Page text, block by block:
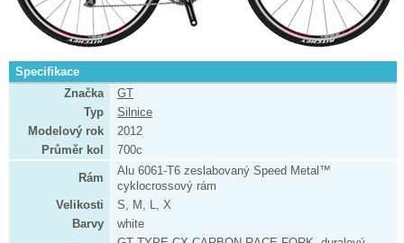
Specifikace
Značka
GT
Typ
Silnice
Modelový rok
2012
Průměr kol
700c
Rám
Alu 6061-T6 zeslabovaný Speed Metal™
cyklocrossový rám
Velikosti
S, M, L, X
Barvy
white